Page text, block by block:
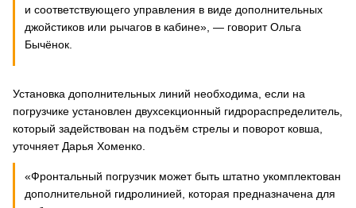
и соответствующего управления в виде дополнительных
джойстиков или рычагов в кабине», — говорит Ольга
Бычёнок.
Установка дополнительных линий необходима, если на
погрузчике установлен двухсекционный гидрораспределитель,
который задействован на подъём стрелы и поворот ковша,
уточняет Дарья Хоменко.
«Фронтальный погрузчик может быть штатно укомплектован
дополнительной гидролинией, которая предназначена для